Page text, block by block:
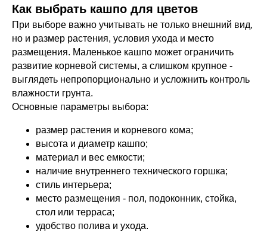
Как выбрать кашпо для цветов
При выборе важно учитывать не только внешний вид,
но и размер растения, условия ухода и место
размещения. Маленькое кашпо может ограничить
развитие корневой системы, а слишком крупное -
выглядеть непропорционально и усложнить контроль
влажности грунта.
Основные параметры выбора:
размер растения и корневого кома;
высота и диаметр кашпо;
материал и вес емкости;
наличие внутреннего технического горшка;
стиль интерьера;
место размещения - пол, подоконник, стойка,
стол или терраса;
удобство полива и ухода.